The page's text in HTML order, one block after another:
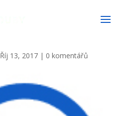
Říj 13, 2017| 0 komentářů